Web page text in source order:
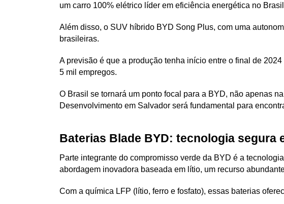
um carro 100% elétrico líder em eficiência energética no
Além disso, o SUV híbrido BYD Song Plus, com uma
brasileiras.
A previsão é que a produção tenha início entre o final de
5 mil empregos.
O Brasil se tornará um ponto focal para a BYD, não apenas
Desenvolvimento em Salvador será fundamental para
Baterias Blade BYD: tecnologia segura
Parte integrante do compromisso verde da BYD é a
abordagem inovadora baseada em lítio, um recurso
Com a química LFP (lítio, ferro e fosfato), essas baterias